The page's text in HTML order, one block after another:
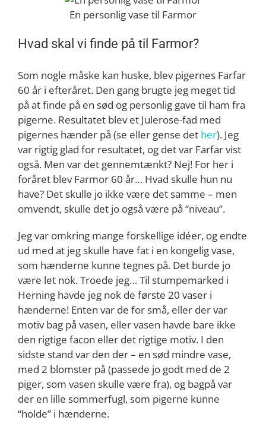
En personlig vase til Farmor
Hvad skal vi finde på til Farmor?
Som nogle måske kan huske, blev pigernes Farfar
60 år i efteråret. Den gang brugte jeg meget tid
på at finde på en sød og personlig gave til ham fra
pigerne. Resultatet blev et Julerose-fad med
pigernes hænder på (se eller gense det her). Jeg
var rigtig glad for resultatet, og det var Farfar vist
også. Men var det gennemtænkt? Nej! For her i
foråret blev Farmor 60 år… Hvad skulle hun nu
have? Det skulle jo ikke være det samme – men
omvendt, skulle det jo også være på “niveau”.
Jeg var omkring mange forskellige idéer, og endte
ud med at jeg skulle have fat i en kongelig vase,
som hænderne kunne tegnes på. Det burde jo
være let nok. Troede jeg… Til stumpemarked i
Herning havde jeg nok de første 20 vaser i
hænderne! Enten var de for små, eller der var
motiv bag på vasen, eller vasen havde bare ikke
den rigtige facon eller det rigtige motiv. I den
sidste stand var den der – en sød mindre vase,
med 2 blomster på (passede jo godt med de 2
piger, som vasen skulle være fra), og bagpå var
der en lille sommerfugl, som pigerne kunne
“holde” i hænderne.